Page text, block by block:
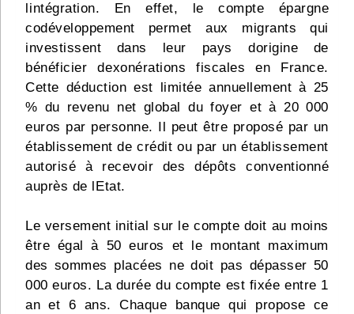
lintégration. En effet, le compte épargne
codéveloppement permet aux migrants qui
investissent dans leur pays dorigine de
bénéficier dexonérations fiscales en France.
Cette déduction est limitée annuellement à 25
% du revenu net global du foyer et à 20 000
euros par personne. Il peut être proposé par un
établissement de crédit ou par un établissement
autorisé à recevoir des dépôts conventionné
auprès de lEtat.
Le versement initial sur le compte doit au moins
être égal à 50 euros et le montant maximum
des sommes placées ne doit pas dépasser 50
000 euros. La durée du compte est fixée entre 1
an et 6 ans. Chaque banque qui propose ce